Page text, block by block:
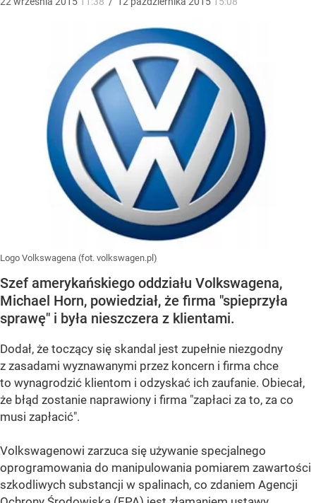
Logo Volkswagena (fot. volkswagen.pl)
Szef amerykańskiego oddziału Volkswagena,
Michael Horn, powiedział, że firma "spieprzyła
sprawę" i była nieszczera z klientami.
Dodał, że toczący się skandal jest zupełnie niezgodny
z zasadami wyznawanymi przez koncern i firma chce
to wynagrodzić klientom i odzyskać ich zaufanie. Obiecał,
że błąd zostanie naprawiony i firma "zapłaci za to, za co
musi zapłacić".
Volkswagenowi zarzuca się używanie specjalnego
oprogramowania do manipulowania pomiarem zawartości
szkodliwych substancji w spalinach, co zdaniem Agencji